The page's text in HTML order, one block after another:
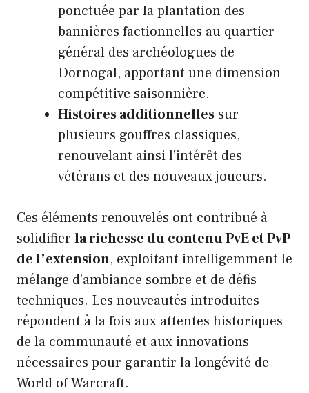
ponctuée par la plantation des
bannières factionnelles au quartier
général des archéologues de
Dornogal, apportant une dimension
compétitive saisonnière.
Histoires additionnelles sur
plusieurs gouffres classiques,
renouvelant ainsi l’intérêt des
vétérans et des nouveaux joueurs.
Ces éléments renouvelés ont contribué à
solidifier la richesse du contenu PvE et PvP
de l’extension, exploitant intelligemment le
mélange d’ambiance sombre et de défis
techniques. Les nouveautés introduites
répondent à la fois aux attentes historiques
de la communauté et aux innovations
nécessaires pour garantir la longévité de
World of Warcraft.